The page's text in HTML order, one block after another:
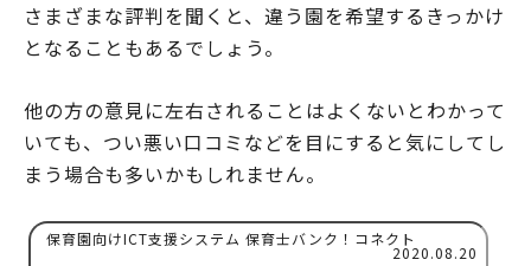
さまざまな評判を聞くと、違う園を希望するきっかけ
となることもあるでしょう。
他の方の意見に左右されることはよくないとわかって
いても、つい悪い口コミなどを目にすると気にしてし
まう場合も多いかもしれません。
保育園向けICT支援システム 保育士バンク！コネクト
2020.08.20